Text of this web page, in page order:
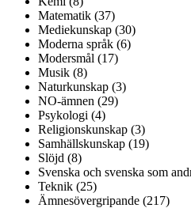
Matematik (37)
Mediekunskap (30)
Moderna språk (6)
Modersmål (17)
Musik (8)
Naturkunskap (3)
NO-ämnen (29)
Psykologi (4)
Religionskunskap (3)
Samhällskunskap (19)
Slöjd (8)
Svenska och svenska som
Teknik (25)
Ämnesövergripande (217)